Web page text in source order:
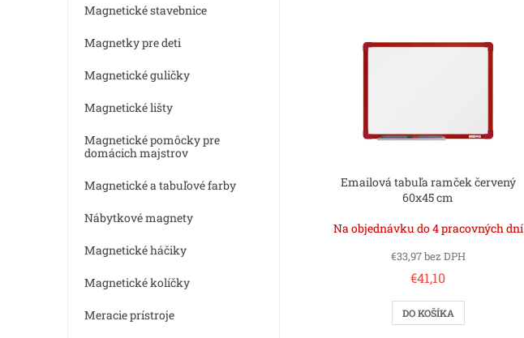
Magnetické stavebnice
Magnetky pre deti
Magnetické guličky
Magnetické lišty
Magnetické pomôcky pre
domácich majstrov
Magnetické a tabuľové farby
Nábytkové magnety
Magnetické háčiky
Magnetické kolíčky
Meracie prístroje
Emailová tabuľa ramček červený
60x45 cm
Na objednávku do 4 pracovných dní
€33,97 bez DPH
€41,10
DO KOŠÍKA